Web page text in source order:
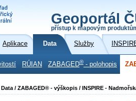
Geoportál
přístup k mapovým
Aplikace Data Služby
RÚIAN ZABAGED® - polohopis
Data / ZABAGED® - výškopis / INSPIRE -